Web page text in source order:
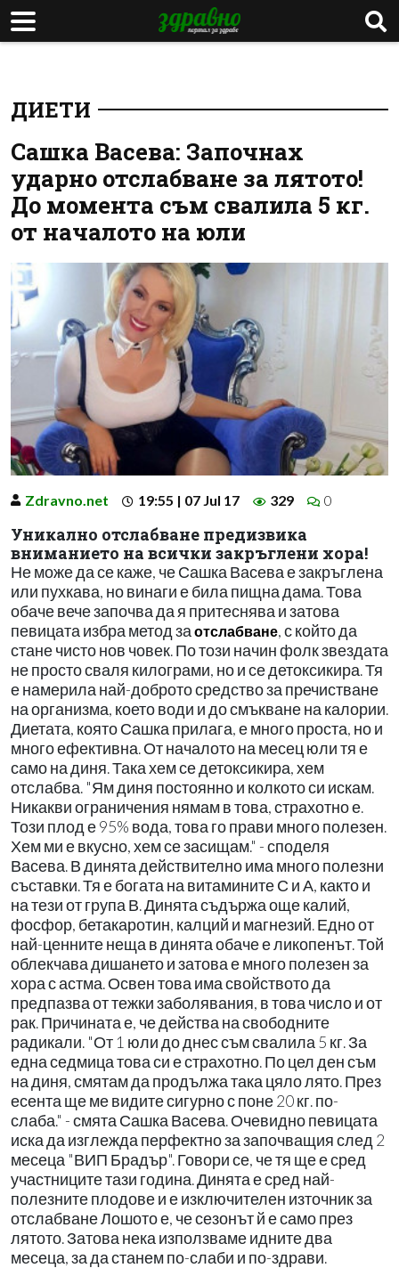
ДИЕТИ
Сашка Васева: Започнах
ударно отслабване за лятото!
До момента съм свалила 5 кг.
от началото на юли
Zdravno.net 19:55 | 07 Jul 17 329 0
Уникално отслабване предизвика
вниманието на всички закръглени хора!
Не може да се каже, че Сашка Васева е закръглена
или пухкава, но винаги е била пищна дама. Това
обаче вече започва да я притеснява и затова
певицата избра метод за отслабване, с който да
стане чисто нов човек. По този начин фолк звездата
не просто сваля килограми, но и се детоксикира. Тя
е намерила най-доброто средство за пречистване
на организма, което води и до смъкване на калории.
Диетата, която Сашка прилага, е много проста, но и
много ефективна. От началото на месец юли тя е
само на диня. Така хем се детоксикира, хем
отслабва. "Ям диня постоянно и колкото си искам.
Никакви ограничения нямам в това, страхотно е.
Този плод е 95% вода, това го прави много полезен.
Хем ми е вкусно, хем се засищам." - споделя
Васева. В динята действително има много полезни
съставки. Тя е богата на витамините С и А, както и
на тези от група В. Динята съдържа още калий,
фосфор, бетакаротин, калций и магнезий. Едно от
най-ценните неща в динята обаче е ликопенът. Той
облекчава дишането и затова е много полезен за
хора с астма. Освен това има свойството да
предпазва от тежки заболявания, в това число и от
рак. Причината е, че действа на свободните
радикали. "От 1 юли до днес съм свалила 5 кг. За
една седмица това си е страхотно. По цел ден съм
на диня, смятам да продължа така цяло лято. През
есента ще ме видите сигурно с поне 20 кг. по-
слаба." - смята Сашка Васева. Очевидно певицата
иска да изглежда перфектно за започващия след 2
месеца "ВИП Брадър". Говори се, че тя ще е сред
участниците тази година. Динята е сред най-
полезните плодове и е изключителен източник за
отслабване Лошото е, че сезонът й е само през
лятото. Затова нека използваме идните два
месеца, за да станем по-слаби и по-здрави.